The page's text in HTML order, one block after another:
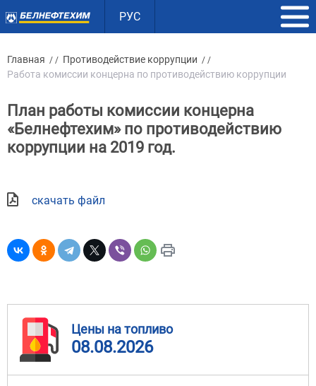
РУС
Главная / / Противодействие коррупции / /
Работа комиссии концерна по противодействию коррупции
План работы комиссии концерна
«Белнефтехим» по противодействию
коррупции на 2019 год.
скачать файл
Цены на топливо
08.08.2026